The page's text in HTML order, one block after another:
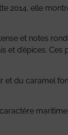
2014, elle
et notes
d’épices.
et du caramel